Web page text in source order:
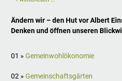
Ändern wir – den Hut vor Albert
Denken und öffnen unseren
01 »Gemeinwohlökonomie
02 »Gemeinschaftsgärten